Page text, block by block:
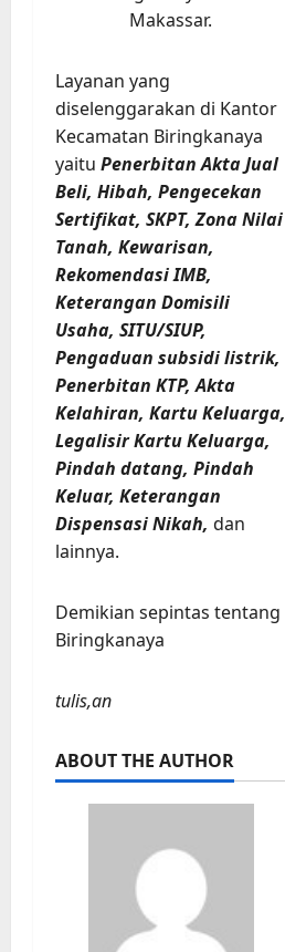
Makassar.
Layanan yang
diselenggarakan di Kantor
Kecamatan Biringkanaya
yaitu Penerbitan Akta Jual
Beli, Hibah, Pengecekan
Sertifikat, SKPT, Zona Nilai
Tanah, Kewarisan,
Rekomendasi IMB,
Keterangan Domisili
Usaha, SITU/SIUP,
Pengaduan subsidi listrik,
Penerbitan KTP, Akta
Kelahiran, Kartu Keluarga,
Legalisir Kartu Keluarga,
Pindah datang, Pindah
Keluar, Keterangan
Dispensasi Nikah, dan
lainnya.
Demikian sepintas tentang
Biringkanaya
tulis,an
ABOUT THE AUTHOR